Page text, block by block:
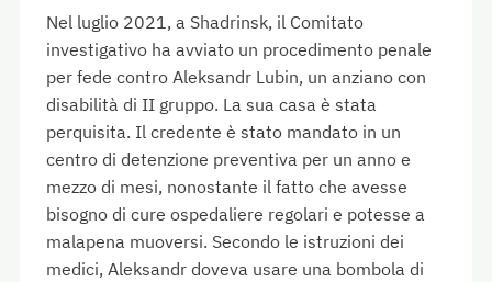
Nel luglio 2021, a Shadrinsk, il Comitato
investigativo ha avviato un procedimento penale
per fede contro Aleksandr Lubin, un anziano con
disabilità di II gruppo. La sua casa è stata
perquisita. Il credente è stato mandato in un
centro di detenzione preventiva per un anno e
mezzo di mesi, nonostante il fatto che avesse
bisogno di cure ospedaliere regolari e potesse a
malapena muoversi. Secondo le istruzioni dei
medici, Aleksandr doveva usare una bombola di